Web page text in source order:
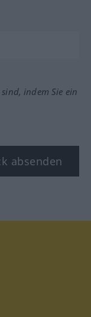
indem Sie ein
absenden